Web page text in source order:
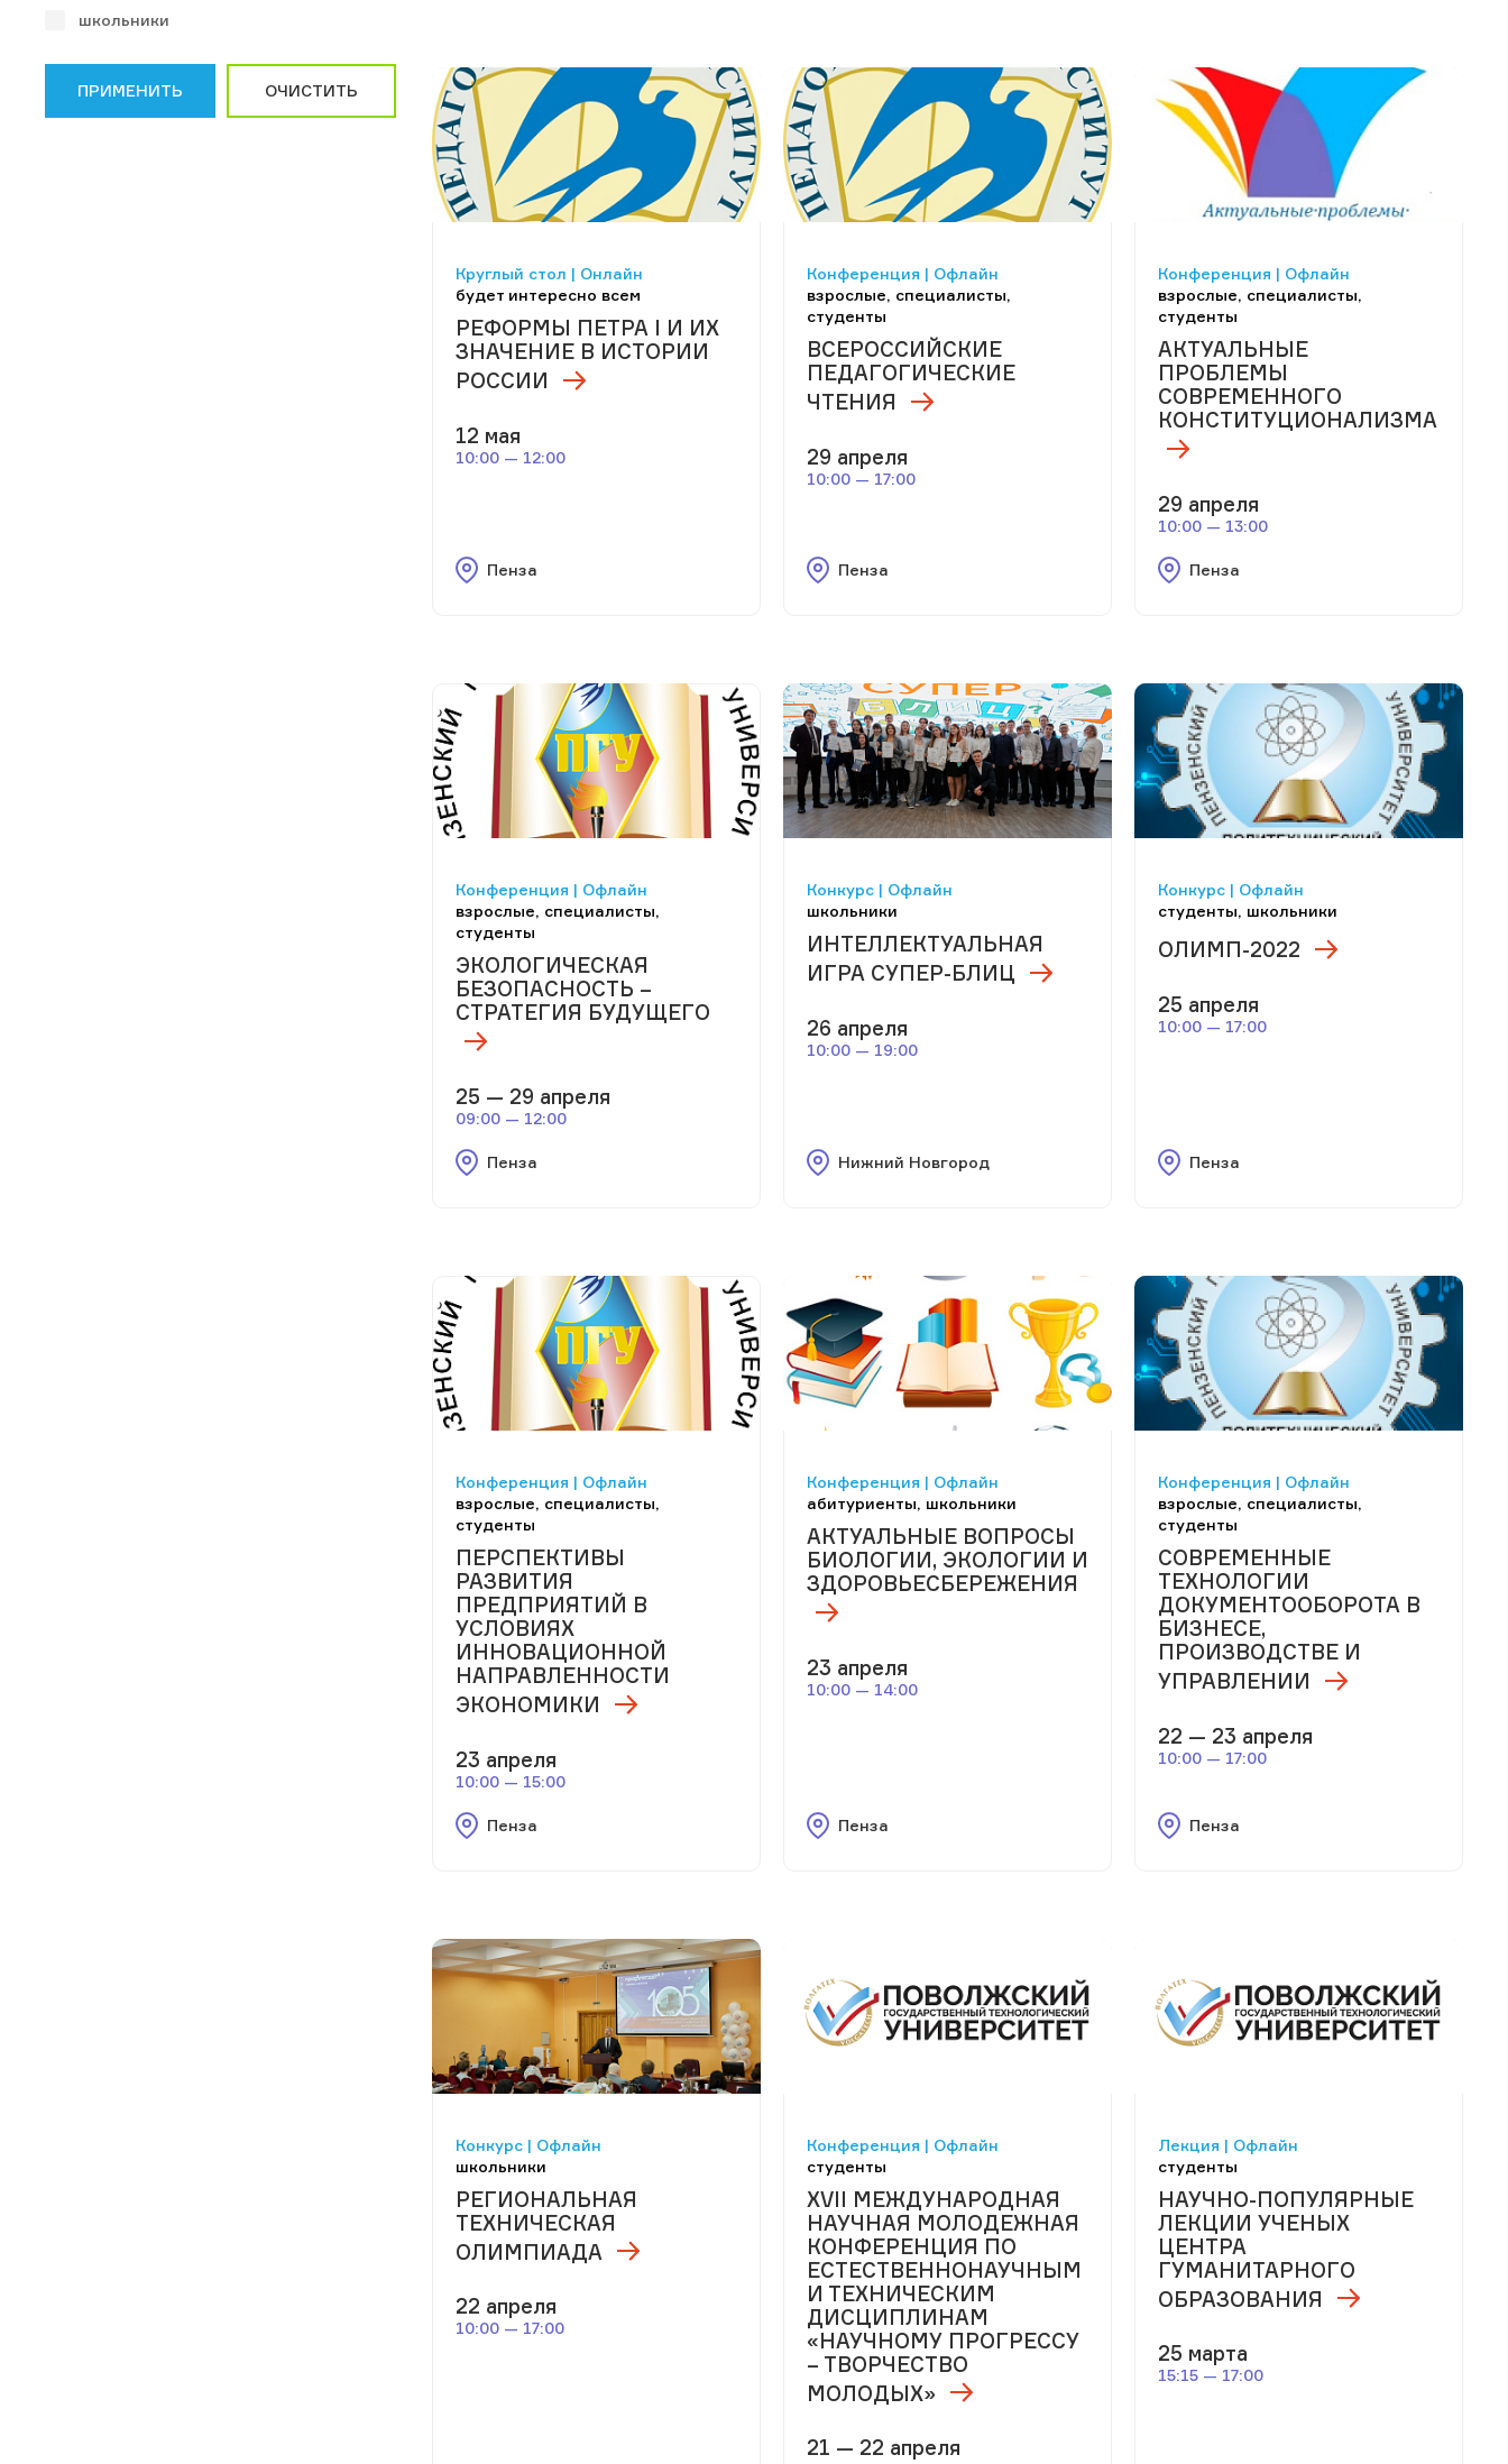
школьники
ПРИМЕНИТЬ ОЧИСТИТЬ
Круглый стол | Онлайн
будет интересно всем
РЕФОРМЫ ПЕТРА I И ИХ
ЗНАЧЕНИЕ В ИСТОРИИ
РОССИИ
12 мая
10:00 — 12:00
Пенза
Конференция | Офлайн
взрослые, специалисты,
студенты
ВСЕРОССИЙСКИЕ
ПЕДАГОГИЧЕСКИЕ
ЧТЕНИЯ
29 апреля
10:00 — 17:00
Пенза
Конференция | Офлайн
взрослые, специалисты,
студенты
АКТУАЛЬНЫЕ
ПРОБЛЕМЫ
СОВРЕМЕННОГО
КОНСТИТУЦИОНАЛИЗМА
29 апреля
10:00 — 13:00
Пенза
Конференция | Офлайн
взрослые, специалисты,
студенты
ЭКОЛОГИЧЕСКАЯ
БЕЗОПАСНОСТЬ –
СТРАТЕГИЯ БУДУЩЕГО
25 — 29 апреля
09:00 — 12:00
Пенза
Конкурс | Офлайн
школьники
ИНТЕЛЛЕКТУАЛЬНАЯ
ИГРА СУПЕР-БЛИЦ
26 апреля
10:00 — 19:00
Нижний Новгород
Конкурс | Офлайн
студенты, школьники
ОЛИМП-2022
25 апреля
10:00 — 17:00
Пенза
Конференция | Офлайн
взрослые, специалисты,
студенты
ПЕРСПЕКТИВЫ
РАЗВИТИЯ
ПРЕДПРИЯТИЙ В
УСЛОВИЯХ
ИННОВАЦИОННОЙ
НАПРАВЛЕННОСТИ
ЭКОНОМИКИ
23 апреля
10:00 — 15:00
Пенза
Конференция | Офлайн
абитуриенты, школьники
АКТУАЛЬНЫЕ ВОПРОСЫ
БИОЛОГИИ, ЭКОЛОГИИ И
ЗДОРОВЬЕСБЕРЕЖЕНИЯ
23 апреля
10:00 — 14:00
Пенза
Конференция | Офлайн
взрослые, специалисты,
студенты
СОВРЕМЕННЫЕ
ТЕХНОЛОГИИ
ДОКУМЕНТООБОРОТА В
БИЗНЕСЕ,
ПРОИЗВОДСТВЕ И
УПРАВЛЕНИИ
22 — 23 апреля
10:00 — 17:00
Пенза
Конкурс | Офлайн
школьники
РЕГИОНАЛЬНАЯ
ТЕХНИЧЕСКАЯ
ОЛИМПИАДА
22 апреля
10:00 — 17:00
Конференция | Офлайн
студенты
ХVII МЕЖДУНАРОДНАЯ
НАУЧНАЯ МОЛОДЕЖНАЯ
КОНФЕРЕНЦИЯ ПО
ЕСТЕСТВЕННОНАУЧНЫМ
И ТЕХНИЧЕСКИМ
ДИСЦИПЛИНАМ
«НАУЧНОМУ ПРОГРЕССУ
– ТВОРЧЕСТВО
МОЛОДЫХ»
21 — 22 апреля
Лекция | Офлайн
студенты
НАУЧНО-ПОПУЛЯРНЫЕ
ЛЕКЦИИ УЧЕНЫХ
ЦЕНТРА
ГУМАНИТАРНОГО
ОБРАЗОВАНИЯ
25 марта
15:15 — 17:00